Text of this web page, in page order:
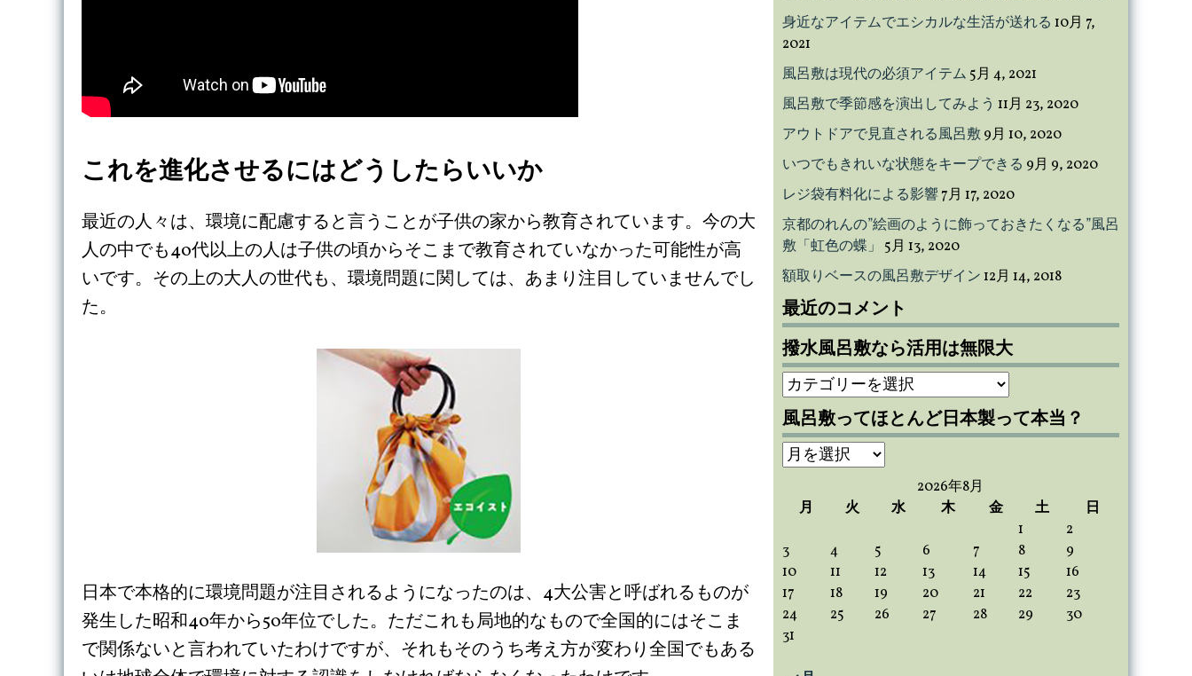
これを進化させるにはどうしたらいいか
最近の人々は、環境に配慮すると言うことが子供の家から教育されています。今の大
人の中でも40代以上の人は子供の頃からそこまで教育されていなかった可能性が高
いです。その上の大人の世代も、環境問題に関しては、あまり注目していませんでし
た。
日本で本格的に環境問題が注目されるようになったのは、4大公害と呼ばれるものが
発生した昭和40年から50年位でした。ただこれも局地的なもので全国的にはそこま
で関係ないと言われていたわけですが、それもそのうち考え方が変わり全国でもある
身近なアイテムでエシカルな生活が送れる 10月 7,
2021
風呂敷は現代の必須アイテム 5月 4, 2021
風呂敷で季節感を演出してみよう 11月 23, 2020
アウトドアで見直される風呂敷9月 10, 2020
いつでもきれいな状態をキープできる 9月 9, 2020
レジ袋有料化による影響7月 17, 2020
京都のれんの”絵画のように飾っておきたくなる”風呂
敷「虹色の蝶」 5月 13, 2020
額取りベースの風呂敷デザイン12月 14, 2018
最近のコメント
撥水風呂敷なら活用は無限大
撥
水
風
呂
敷
用
は
無
限
大
風呂敷ってほとんど日本製って本当？
風
呂
ほ
と
ん
ど
日
2026年8月
月
火 水 木 金 土
日
1
2
3
4 5 6 7 8
9
10
11 12 13 14 15
16
17
18 19 20 21 22
23
24
25 26 27 28 29
30
31